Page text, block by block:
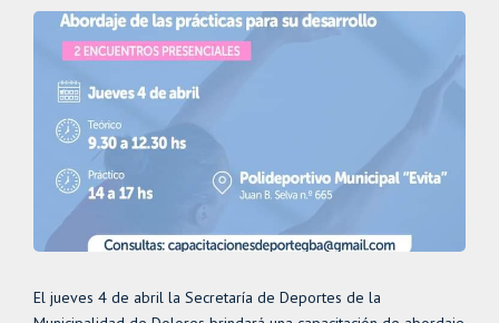
El jueves 4 de abril la Secretaría de Deportes de la